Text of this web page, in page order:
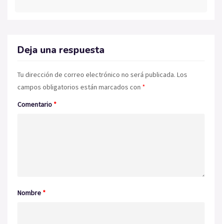
Deja una respuesta
Tu dirección de correo electrónico no será publicada. Los
campos obligatorios están marcados con *
Comentario*
Nombre*